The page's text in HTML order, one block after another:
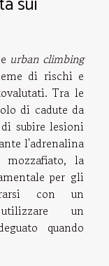
urban climbing
di rischi e
Tra le
di cadute da
subire lesioni
l'adrenalina
mozzafiato, la
per gli
con un
un
quando